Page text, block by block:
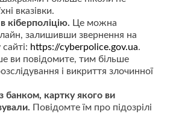
вказівки.
кіберполіцію. Це можна
залишивши звернення на
https://cyberpolice.gov.ua.
ви повідомите, тим більше
і викриття злочинної
банком, картку якого ви
Повідомте їм про підозрілі